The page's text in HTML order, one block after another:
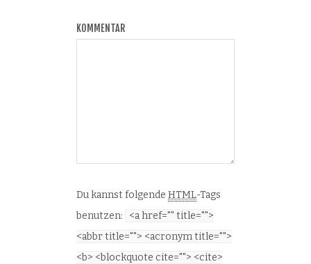
KOMMENTAR
Du kannst folgende HTML-Tags
benutzen:
<a href="" title="">
<abbr title=""> <acronym title="">
<b> <blockquote cite=""> <cite>